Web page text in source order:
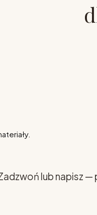
lub napisz